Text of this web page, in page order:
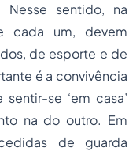
sentido, na
cada um, devem
de esporte e de
é a convivência
se ‘em casa’
na do outro. Em
de guarda